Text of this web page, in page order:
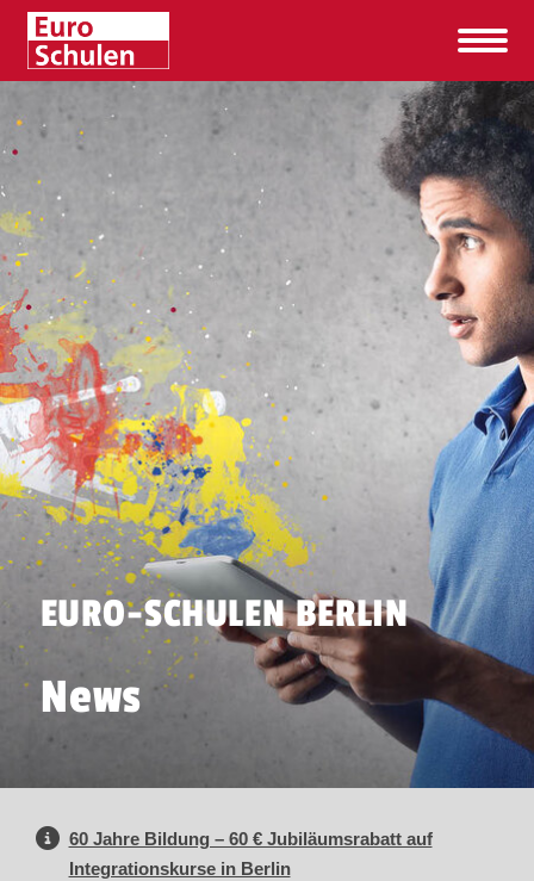
EURO-SCHULEN BERLIN
News
60 Jahre Bildung – 60 € Jubiläumsrabatt auf
Integrationskurse in Berlin